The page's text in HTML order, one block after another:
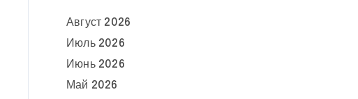
Август 2026
Июль 2026
Июнь 2026
Май 2026